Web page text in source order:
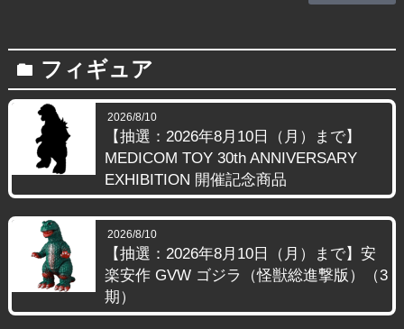
folder フィギュア
2026/8/10
【抽選：2026年8月10日（月）まで】
MEDICOM TOY 30th ANNIVERSARY
EXHIBITION 開催記念商品
2026/8/10
【抽選：2026年8月10日（月）まで】安
楽安作 GVW ゴジラ（怪獣総進撃版）（3
期）